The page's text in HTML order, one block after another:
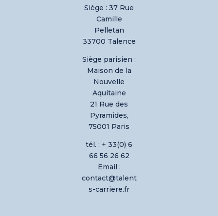
Siège : 37 Rue
Camille
Pelletan
33700 Talence
Siège parisien :
Maison de la
Nouvelle
Aquitaine
21 Rue des
Pyramides,
75001 Paris
tél. : + 33(0) 6
66 56 26 62
Email :
contact@talent
s-carriere.fr